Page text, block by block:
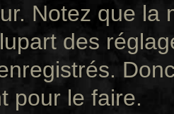
Notez que
des
pour le faire.